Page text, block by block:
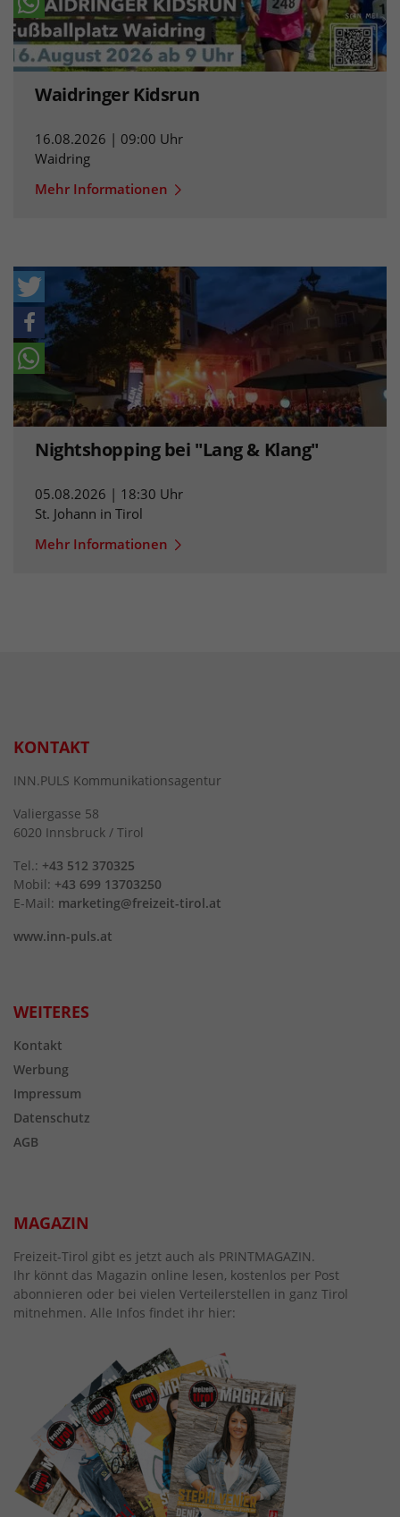
Waidringer Kidsrun
16.08.2026 | 09:00 Uhr
Waidring
Mehr Informationen
Nightshopping bei "Lang & Klang"
05.08.2026 | 18:30 Uhr
St. Johann in Tirol
Mehr Informationen
KONTAKT
INN.PULS Kommunikationsagentur
Valiergasse 58
6020 Innsbruck / Tirol
Tel.: +43 512 370325
Mobil: +43 699 13703250
E-Mail: marketing@freizeit-tirol.at
www.inn-puls.at
WEITERES
Kontakt
Werbung
Impressum
Datenschutz
AGB
MAGAZIN
Freizeit-Tirol gibt es jetzt auch als PRINTMAGAZIN.
Ihr könnt das Magazin online lesen, kostenlos per Post
abonnieren oder bei vielen Verteilerstellen in ganz Tirol
mitnehmen. Alle Infos findet ihr hier: